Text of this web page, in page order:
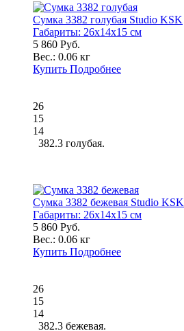
Сумка 3382 голубая Studio KSK
Габариты: 26x14x15 см
5 860 Руб.
Вес.: 0.06 кг
Купить Подробнее
26
15
14
382.3 голубая.
Сумка 3382 бежевая Studio KSK
Габариты: 26x14x15 см
5 860 Руб.
Вес.: 0.06 кг
Купить Подробнее
26
15
14
382.3 бежевая.